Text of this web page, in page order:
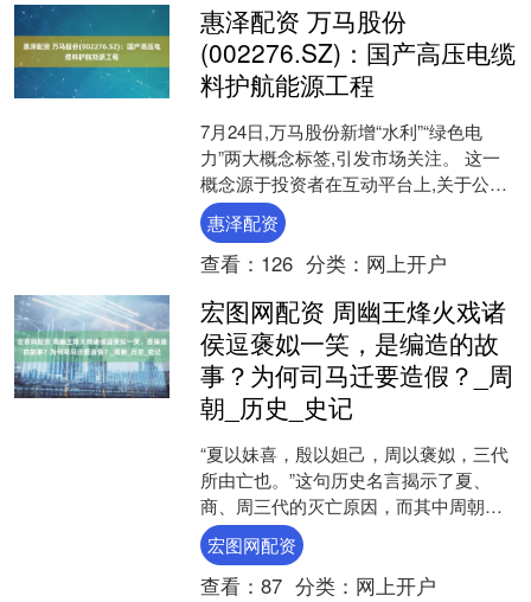
惠泽配资 万马股份
(002276.SZ)：国产高压电缆
料护航能源工程
7月24日,万马股份新增“水利”“绿色电
力”两大概念标签,引发市场关注。 这一
概念源于投资者在互动平台上,关于公司
产品能否应用于水利发电站的提问。万
马股份明确表....
惠泽配资
查看： 126 分类： 网上开户
宏图网配资 周幽王烽火戏诸
侯逗褒姒一笑，是编造的故
事？为何司马迁要造假？_周
朝_历史_史记
“夏以妹喜，殷以妲己，周以褒姒，三代
所由亡也。”这句历史名言揭示了夏、
商、周三代的灭亡原因，而其中周朝的
覆灭与褒姒、周幽王的故事密切相关。
周朝的灭亡和“烽火戏诸....
宏图网配资
查看： 87 分类： 网上开户